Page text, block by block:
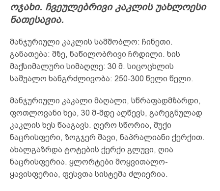
ოჯახი. ჩვეულებრივი კაკლის უახლოესი
ნათესავია.
მანჯურიული კაკლის სამშობლო: ჩინეთი.
განათება: მზე, ნაწილობრივი ჩრდილი. ხის
მაქსიმალური სიმაღლე: 30 მ. სიცოცხლის
საშუალო ხანგრძლივობა: 250-300 წელი წელი.
მანჯურიული კაკალი მაღალი, სწრაფადმზარდი,
ფოთლოვანი ხეა, 30 მ-მდე აღწევს, გარეგნულად
კაკლის ხეს წააგავს. ღერო სწორია, მუქი
ნაცრისფერი, ზოგჯერ შავი, ნაპრალიანი ქერქით.
ახალგაზრდა ტოტების ქერქი გლუვი, ღია
ნაცრისფერია. ყლორტები მოყვითალო-
ყავისფერია, ფესვთა სისტემა ძლიერია.